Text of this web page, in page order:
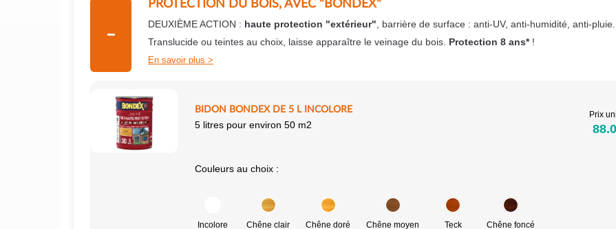
PROTECTION DU BOIS, AVEC "BONDEX"
DEUXIÈME ACTION : haute protection "extérieur" , barrière de surface : anti-UV, anti-humidité, anti-pluie.
Translucide ou teintes au choix, laisse apparaître le veinage du bois. Protection 8 ans*!
En savoir plus
BIDON BONDEX DE 5 L INCOLORE
5 litres pour environ 50 m2
Prix
Couleurs au choix :
Incolore Chêne clair Chêne doré Chêne moyen Teck Chêne foncé